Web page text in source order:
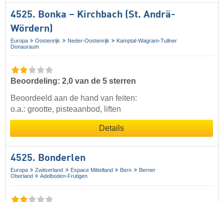
4525. Bonka – Kirchbach (St. Andrä-
Wördern)
Europa Oostenrijk Neder-Oostenrijk
Kamptal-Wagram-Tullner
Donauraum
Beoordeling: 2,0 van de 5 sterren
Beoordeeld aan de hand van feiten:
o.a.: grootte, pisteaanbod, liften
Details
4525. Bonderlen
Europa Zwitserland Espace Mittelland Bern
Berner
Oberland
Adelboden-Frutigen